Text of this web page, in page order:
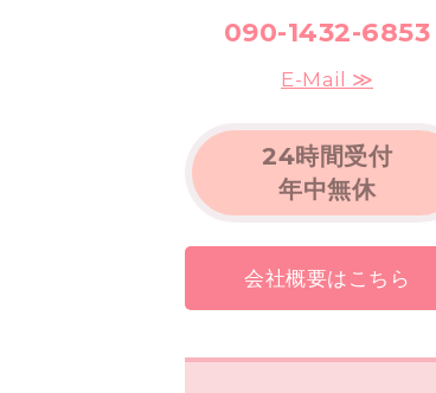
090-1432-6853
E-Mail ≫
24時間受付
年中無休
会社概要はこちら